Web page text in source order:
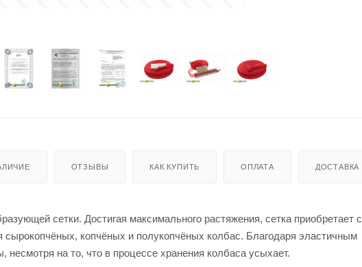
ОТЗЫВЫ КАК КУПИТЬ ОПЛАТА ДОСТАВКА
сетки. Достигая максимального растяжения, сетка приобретает
копчёных и полукопчёных колбас. Благодаря эластичным
несмотря на то, что в процессе хранения колбаса усыхает.